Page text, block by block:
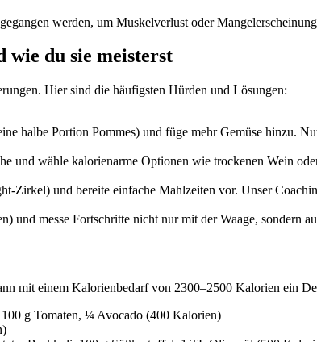
werden, um Muskelverlust oder
du sie meisterst
Hier sind die häufigsten Hürden und Lösungen:
halbe Portion Pommes) und füge mehr Gemüse hinzu.
und wähle kalorienarme Optionen wie trockenen Wein
Zirkel) und bereite einfache Mahlzeiten vor. Unser
und messe Fortschritte nicht nur mit der Waage, sondern
mit einem Kalorienbedarf von 2300–2500 Kalorien ein
g Tomaten, ¼ Avocado (400 Kalorien)